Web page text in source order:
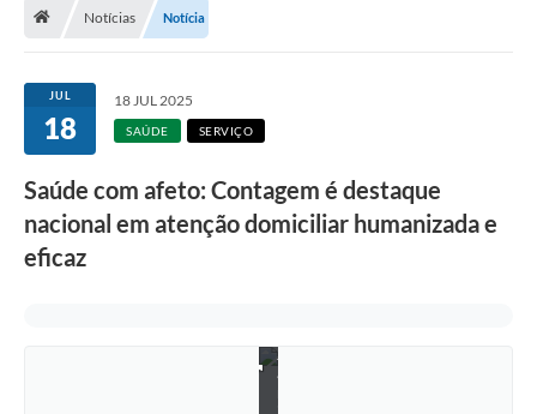
Notícias Notícia
JUL
18
18 JUL 2025
SAÚDE SERVIÇO
Saúde com afeto: Contagem é destaque
nacional em atenção domiciliar humanizada e
eficaz
a